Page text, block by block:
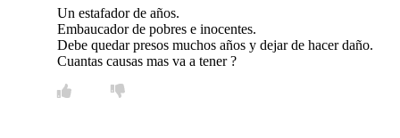
Un estafador de años.
Embaucador de pobres e inocentes.
Debe quedar presos muchos años y dejar de hacer daño.
Cuantas causas mas va a tener ?